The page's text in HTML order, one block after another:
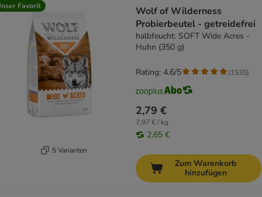
Favorit
5 Varianten
Wolf of Wilderness
Probierbeutel - getreidefrei
halbfeucht: SOFT Wide Acres -
Huhn (350 g)
2,79 €
7,97 € / kg
2,65 €
Rating: 4.6/5 (1535)
Zum Warenkorb
hinzufügen